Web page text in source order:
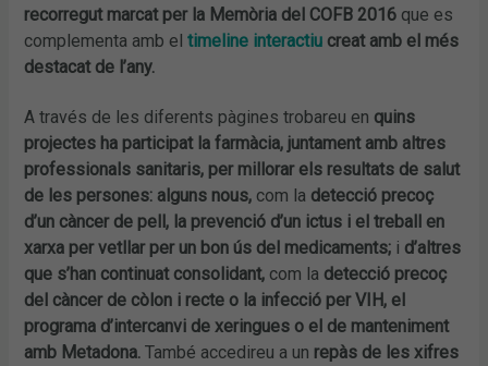
recorregut marcat per la Memòria del COFB 2016 que es
complementa amb eltimeline interactiu creat amb el més
destacat de l’any.
A través de les diferents pàgines trobareu en quins
projectes ha participat la farmàcia, juntament amb altres
professionals sanitaris, per millorar els resultats de salut
de les persones: alguns nous, com la detecció precoç
d’un càncer de pell, la prevenció d’un ictus i el treball en
xarxa per vetllar per un bon ús del medicaments; i d’altres
que s’han continuat consolidant, com la detecció precoç
del càncer de còlon i recte o la infecció per VIH, el
programa d’intercanvi de xeringues o el de manteniment
amb Metadona. També accedireu a un repàs de les xifres